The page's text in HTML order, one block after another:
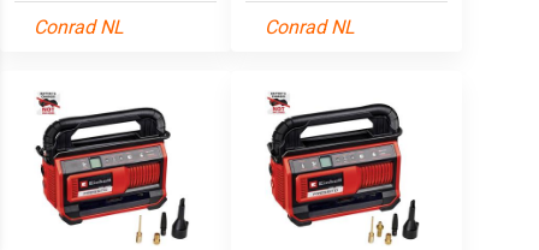
Conrad NL
Conrad NL